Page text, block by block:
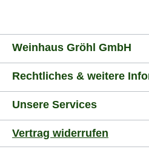
Weinhaus Gröhl GmbH
Rechtliches & weitere
Unsere Services
Vertrag widerrufen